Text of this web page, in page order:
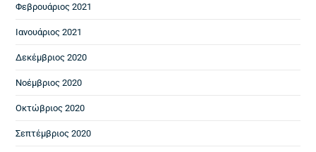
Φεβρουάριος 2021
Ιανουάριος 2021
Δεκέμβριος 2020
Νοέμβριος 2020
Οκτώβριος 2020
Σεπτέμβριος 2020